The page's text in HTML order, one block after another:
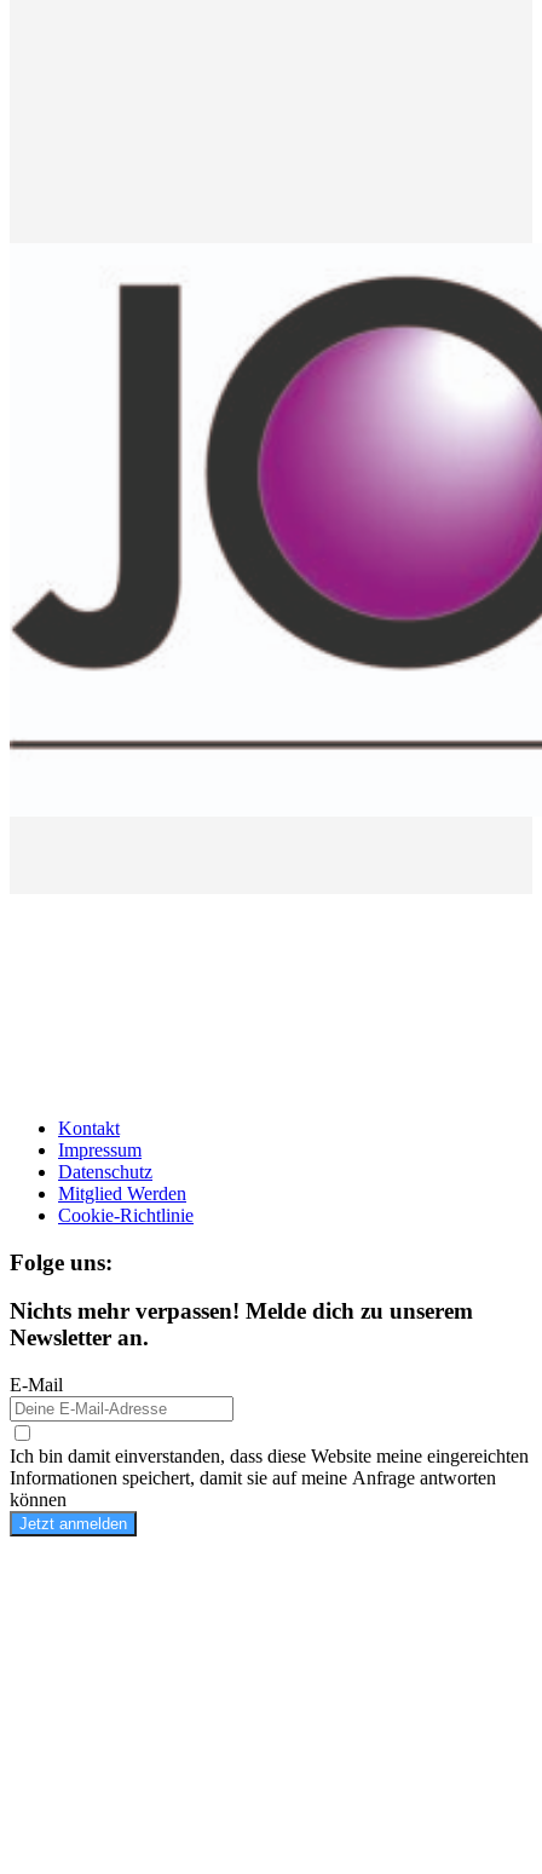
Kontakt
Impressum
Datenschutz
Mitglied Werden
Cookie-Richtlinie
Folge uns:
Nichts mehr verpassen! Melde dich zu unserem
Newsletter an.
E-Mail
Ich bin damit einverstanden, dass diese Website meine eingereichten
Informationen speichert, damit sie auf meine Anfrage antworten
können
Jetzt anmelden